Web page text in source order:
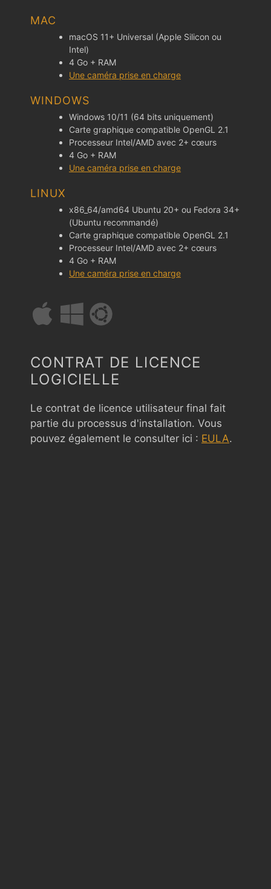
MAC
macOS 11+ Universal (Apple Silicon ou
Intel)
4 Go + RAM
Une caméra prise en charge
WINDOWS
Windows 10/11 (64 bits uniquement)
Carte graphique compatible OpenGL 2.1
Processeur Intel/AMD avec 2+ cœurs
4 Go + RAM
Une caméra prise en charge
LINUX
x86_64/amd64 Ubuntu 20+ ou Fedora 34+
(Ubuntu recommandé)
Carte graphique compatible OpenGL 2.1
Processeur Intel/AMD avec 2+ cœurs
4 Go + RAM
Une caméra prise en charge
CONTRAT DE LICENCE
LOGICIELLE
Le contrat de licence utilisateur final fait
partie du processus d'installation. Vous
pouvez également le consulter ici : EULA.